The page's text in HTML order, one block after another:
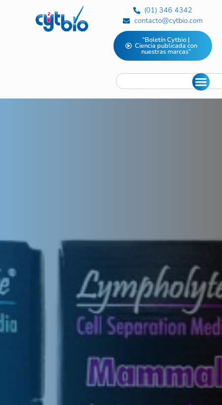
(01) 346 4342
contacto@cytbio.com
“Boletín Cytbio |
Ciencia publicada con
nuestras marcas”